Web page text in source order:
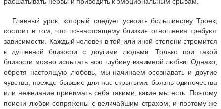
расшатывать нервы и приводить к эмоциональным срывам.
Главный урок, который следует усвоить большинству Троек,
состоит в том, что по-настоящему близкие отношения требуют
зависимости. Каждый человек в той или иной степени стремится
к душевной близости с другими людьми. Только при такой
близости можно испытать всю глубину взаимной любви. Однако,
обретя настоящую любовь, мы начинаем осознавать и другие
чувства, прежде бывшие для нас скрытыми: боязнь одиночества
или нежелание принимать себя такими, какие мы есть. Поэтому
поиски любви сопряжены с величайшим страхом, и поэтому же